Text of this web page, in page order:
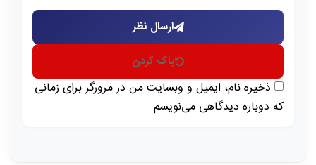
ارسال نظر
پاک کردن
ذخیره نام، ایمیل و وبسایت من در مرورگر برای زمانی
که دوباره دیدگاهی می‌نویسم.